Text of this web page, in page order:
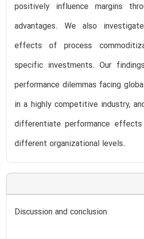
positively influence margins
advantages. We also
effects of process
specific investments. Our
performance dilemmas facing
in a highly competitive industry,
differentiate performance
different organizational levels.
Discussion and conclusion